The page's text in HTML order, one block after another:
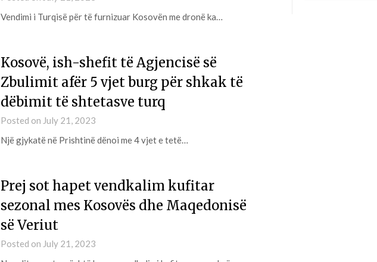
Vendimi i Turqisë për të furnizuar Kosovën me dronë ka…
Kosovë, ish-shefit të Agjencisë së
Zbulimit afër 5 vjet burg për shkak të
dëbimit të shtetasve turq
Posted on July 21, 2023
Një gjykatë në Prishtinë dënoi me 4 vjet e tetë…
Prej sot hapet vendkalim kufitar
sezonal mes Kosovës dhe Maqedonisë
së Veriut
Posted on July 21, 2023